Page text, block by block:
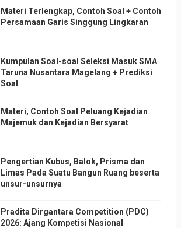
Materi Terlengkap, Contoh Soal + Contoh
Persamaan Garis Singgung Lingkaran
Kumpulan Soal-soal Seleksi Masuk SMA
Taruna Nusantara Magelang + Prediksi
Soal
Materi, Contoh Soal Peluang Kejadian
Majemuk dan Kejadian Bersyarat
Pengertian Kubus, Balok, Prisma dan
Limas Pada Suatu Bangun Ruang beserta
unsur-unsurnya
Pradita Dirgantara Competition (PDC)
2026: Ajang Kompetisi Nasional